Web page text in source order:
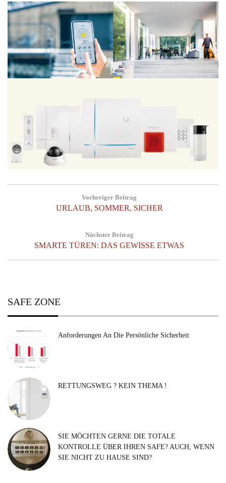
Vorheriger Beitrag
Previous
URLAUB, SOMMER, SICHER
Nächster Beitrag
Next
SMARTE TÜREN: DAS GEWISSE ETWAS
SAFE ZONE
Anforderungen An Die Persönliche Sicherheit
RETTUNGSWEG ? KEIN THEMA !
SIE MÖCHTEN GERNE DIE TOTALE
KONTROLLE ÜBER IHREN SAFE? AUCH, WENN
SIE NICHT ZU HAUSE SIND?